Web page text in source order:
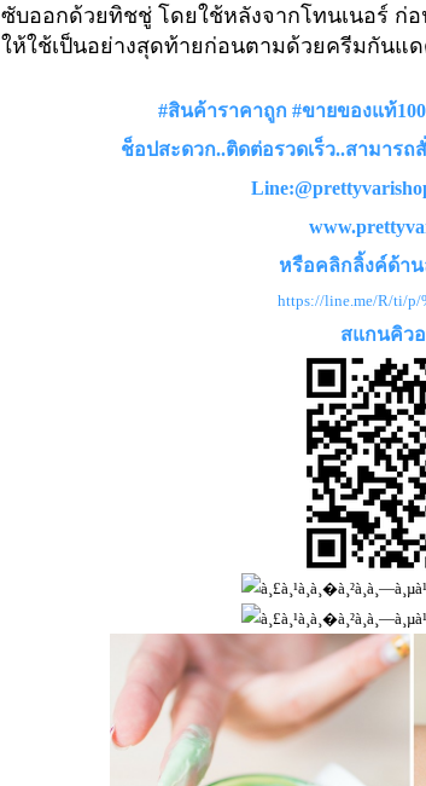
ซับออกด้วยทิชชู่ โดยใช้หลังจากโทนเนอร์ ก่
ให้ใช้เป็นอย่างสุดท้ายก่อนตามด้วยครีมกันแ
#สินค้าราคาถูก #ขายของแท้
ช็อปสะดวก..ติดต่อรวดเร็ว..สามาร
หรือคลิกลิ้งค์ด้าน
https://line.me/R/ti/p/
สแกนคิว